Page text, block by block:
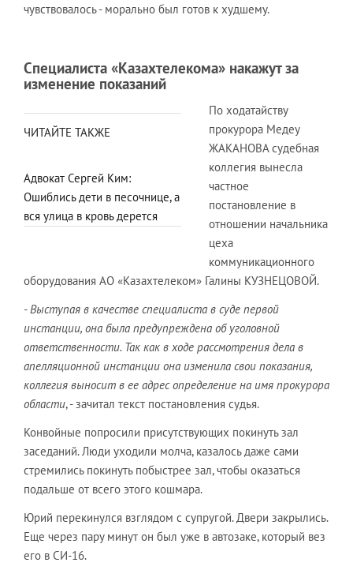
чувствовалось - морально был готов к худшему.
Специалиста «Казахтелекома» накажут за
изменение показаний
ЧИТАЙТЕ ТАКЖЕ
Адвокат Сергей Ким:
Ошиблись дети в песочнице, а
вся улица в кровь дерется
По ходатайству
прокурора Медеу
ЖАКАНОВА судебная
коллегия вынесла
частное
постановление в
отношении начальника
цеха
коммуникационного
оборудования АО «Казахтелеком» Галины КУЗНЕЦОВОЙ.
- Выступая в качестве специалиста в суде первой
инстанции, она была предупреждена об уголовной
ответственности. Так как в ходе рассмотрения дела в
апелляционной инстанции она изменила свои показания,
коллегия выносит в ее адрес определение на имя прокурора
области, - зачитал текст постановления судья.
Конвойные попросили присутствующих покинуть зал
заседаний. Люди уходили молча, казалось даже сами
стремились покинуть побыстрее зал, чтобы оказаться
подальше от всего этого кошмара.
Юрий перекинулся взглядом с супругой. Двери закрылись.
Еще через пару минут он был уже в автозаке, который вез
его в СИ-16.